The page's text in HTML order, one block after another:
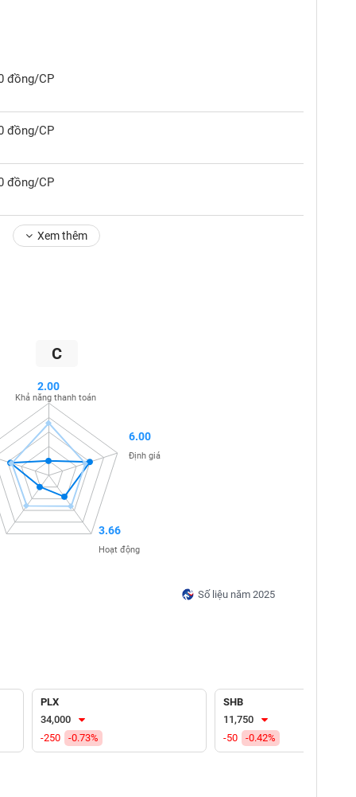
đồng/CP
đồng/CP
đồng/CP
Xem thêm
C
Số liệu năm 2025
2.00
Khả năng thanh toán
6.00
Định giá
3.66
Hoạt động
PLX
34,000
-250
-0.73%
SHB
11,750
-50
-0.42%